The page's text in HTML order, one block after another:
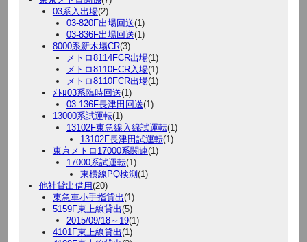
03系入出場(2)
03-820F出場回送(1)
03-836F出場回送(1)
8000系新木場CR(3)
メトロ8114FCR出場(1)
メトロ8110FCR入場(1)
メトロ8110FCR出場(1)
ﾒﾄﾛ03系臨時回送(1)
03-136F長津田回送(1)
13000系試運転(1)
13102F東急線入線試運転(1)
13102F長津田試運転(1)
東京メトロ17000系関連(1)
17000系試運転(1)
東横線PQ検測(1)
他社貸出借用(20)
東急車小手指貸出(1)
5159F東上線貸出(5)
2015/09/18～19(1)
4101F東上線貸出(1)